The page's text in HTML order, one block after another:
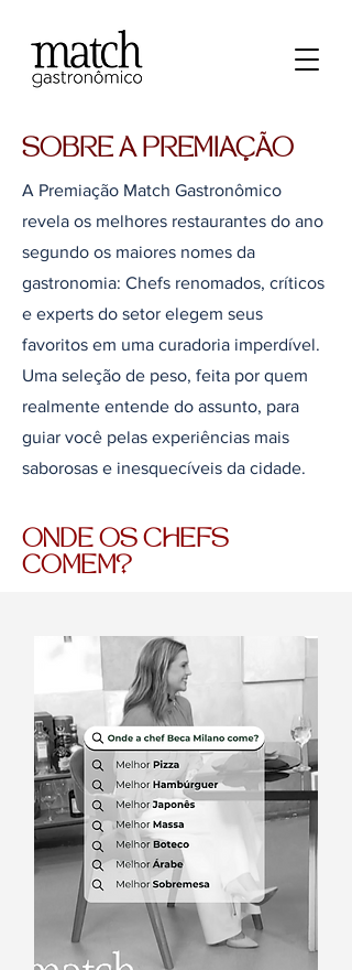
SOBRE A PREMIAÇÃO
A Premiação Match Gastronômico
revela os melhores restaurantes do ano
segundo os maiores nomes da
gastronomia: Chefs renomados, críticos
e experts do setor elegem seus
favoritos em uma curadoria imperdível.
Uma seleção de peso, feita por quem
realmente entende do assunto, para
guiar você pelas experiências mais
saborosas e inesquecíveis da cidade.
ONDE OS CHEFS
COMEM?